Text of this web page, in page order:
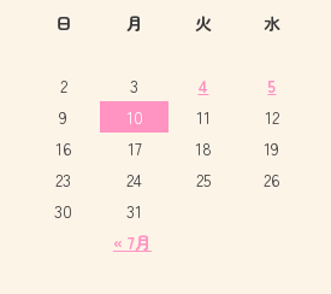
日
月 火 水
« 7月
2
3 4 5
9
10 11 12
16
17 18 19
23
24 25 26
30
31